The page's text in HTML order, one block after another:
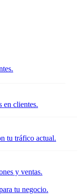
en clientes.
tu tráfico actual.
y ventas.
tu negocio.